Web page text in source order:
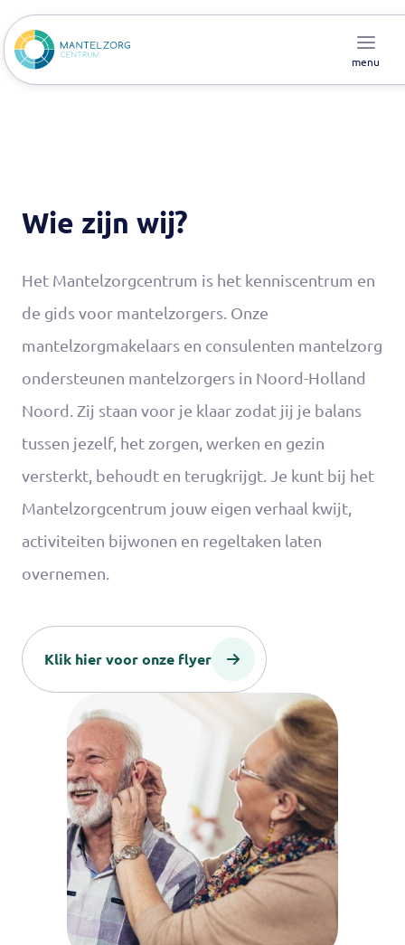
menu
Wie zijn wij?
Het Mantelzorgcentrum is het kenniscentrum en
de gids voor mantelzorgers. Onze
mantelzorgmakelaars en consulenten mantelzorg
ondersteunen mantelzorgers in Noord-Holland
Noord. Zij staan voor je klaar zodat jij je balans
tussen jezelf, het zorgen, werken en gezin
versterkt, behoudt en terugkrijgt. Je kunt bij het
Mantelzorgcentrum jouw eigen verhaal kwijt,
activiteiten bijwonen en regeltaken laten
overnemen.
Klik hier voor onze flyer